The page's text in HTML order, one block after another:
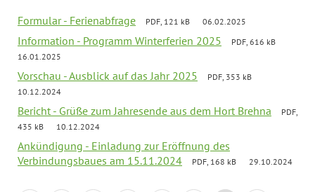
Formular - Ferienabfrage PDF, 121 kB 06.02.2025
Information - Programm Winterferien 2025
PDF, 616 kB
16.01.2025
Vorschau - Ausblick auf das Jahr 2025
PDF, 353 kB
10.12.2024
Bericht - Grüße zum Jahresende aus dem Hort Brehna
PDF,
435 kB
10.12.2024
Ankündigung - Einladung zur Eröffnung des
Verbindungsbaues am 15.11.2024
PDF, 168 kB 29.10.2024